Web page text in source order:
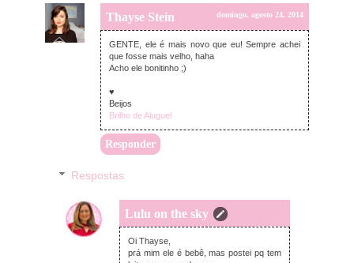
Thayse Stein domingo, agosto 24, 2014
GENTE, ele é mais novo que eu! Sempre achei
que fosse mais velho, haha
Acho ele bonitinho ;)
♥
Beijos
Brilho de Aluguel
Responder
Respostas
Lulu on the sky
domingo, agosto 24, 2014
Oi Thayse,
prá mim ele é bebê, mas postei pq tem